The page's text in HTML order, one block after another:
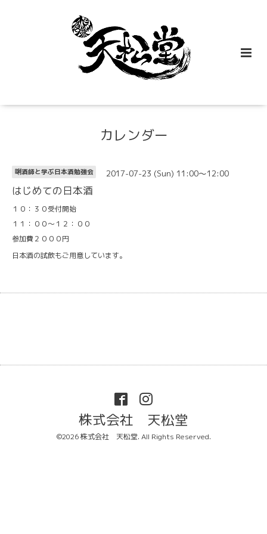
カレンダー
唎酒師と学ぶ日本酒勉強会 2017-07-23 (Sun) 11:00～12:00
はじめての日本酒
１０：３０受付開始
１１：００～１２：００
参加費２０００円
日本酒の試飲もご用意しています。
株式会社 天松堂
©2026株式会社 天松堂. All Rights Reserved.